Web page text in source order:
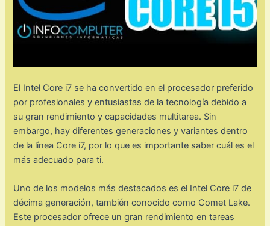
El Intel Core i7 se ha convertido en el procesador preferido
por profesionales y entusiastas de la tecnología debido a
su gran rendimiento y capacidades multitarea. Sin
embargo, hay diferentes generaciones y variantes dentro
de la línea Core i7, por lo que es importante saber cuál es el
más adecuado para ti.
Uno de los modelos más destacados es el Intel Core i7 de
décima generación, también conocido como Comet Lake.
Este procesador ofrece un gran rendimiento en tareas